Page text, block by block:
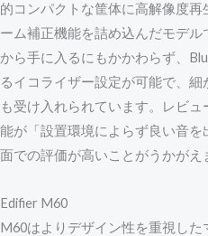
的コンパクトな筐体に高解像度
ーム補正機能を詰め込んだモデ
から手に入るにもかかわらず、
るイコライザー設定が可能で、
も受け入れられています。レビ
能が「設置環境によらず良い音
面での評価が高いことがうかがえ
Edifier M60
M60はよりデザイン性を重視し